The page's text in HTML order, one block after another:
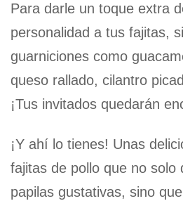
Para darle un toque extra
personalidad a tus fajitas,
guarniciones como
queso rallado, cilantro
¡Tus invitados quedarán
¡Y ahí lo tienes! Unas
fajitas de pollo que no solo
papilas gustativas, sino